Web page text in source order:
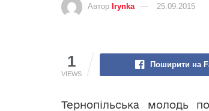
Автор Irynka 25.09.2015
1
VIEWS
Поширити на
Тернопільська молодь